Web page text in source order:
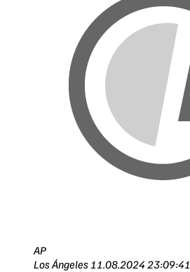
AP
Los Ángeles 11.08.2024 23:09:41